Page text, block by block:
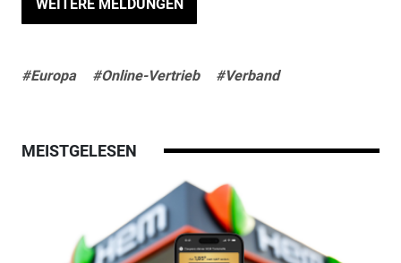
WEITERE MELDUNGEN
#Europa #Online-Vertrieb #Verband
MEISTGELESEN